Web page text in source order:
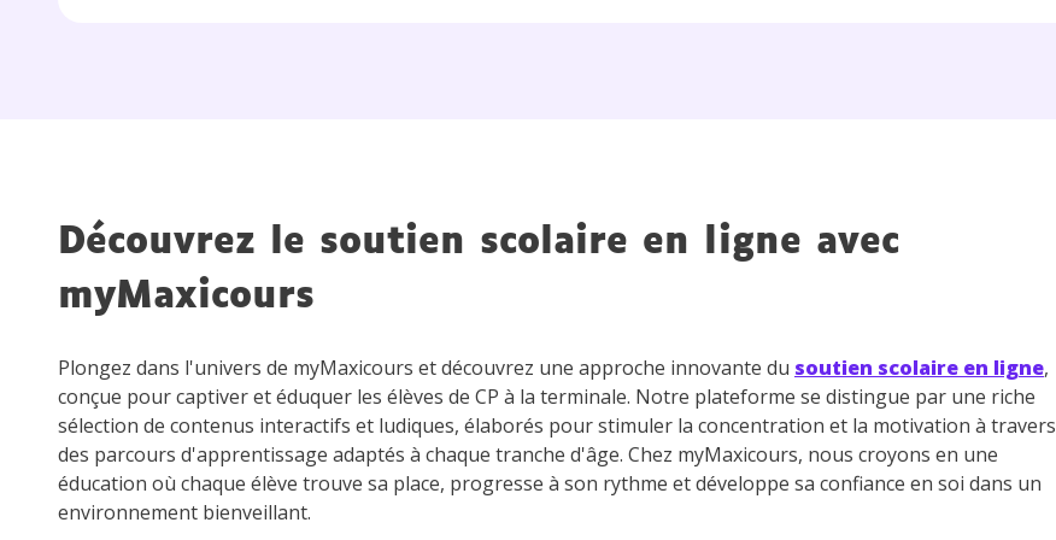
Découvrez le soutien scolaire en ligne avec
myMaxicours
Plongez dans l'univers de myMaxicours et découvrez une approche innovante du soutien scolaire en ligne,
conçue pour captiver et éduquer les élèves de CP à la terminale. Notre plateforme se distingue par une riche
sélection de contenus interactifs et ludiques, élaborés pour stimuler la concentration et la motivation à travers
des parcours d'apprentissage adaptés à chaque tranche d'âge. Chez myMaxicours, nous croyons en une
éducation où chaque élève trouve sa place, progresse à son rythme et développe sa confiance en soi dans un
environnement bienveillant.